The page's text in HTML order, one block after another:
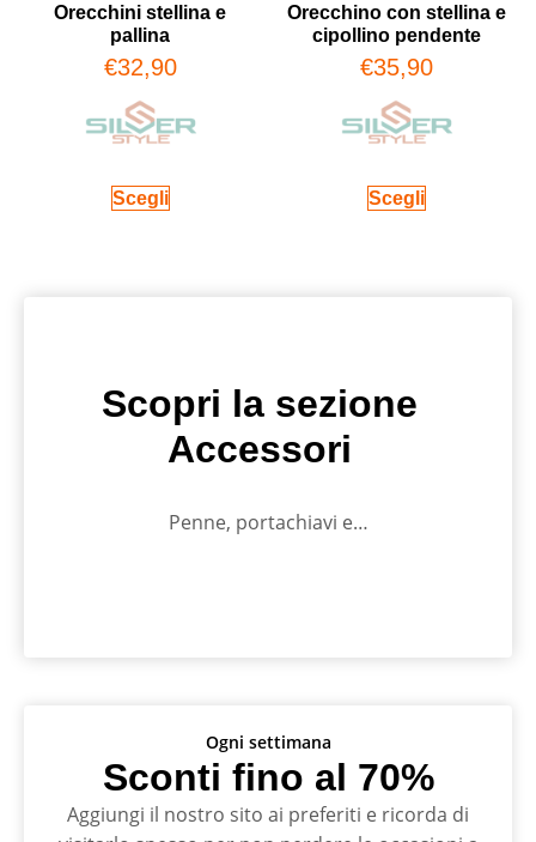
Orecchini stellina e
pallina
€32,90
Scegli
Orecchino con stellina e
cipollino pendente
€35,90
Scegli
Ogni settimana
Sconti fino al 70%
Aggiungi il nostro sito ai preferiti e ricorda di
Scopri la sezione
Accessori
Penne, portachiavi e…